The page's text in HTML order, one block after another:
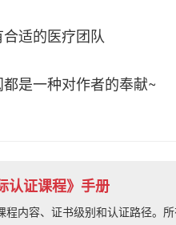
适的医疗团队
是一种对作者的奉献~
认证课程》手册
内容、证书级别和认证路径。